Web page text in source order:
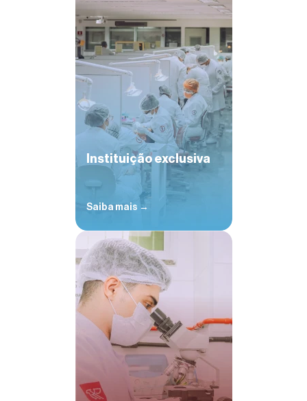
Instituição exclusiva
Saiba mais →